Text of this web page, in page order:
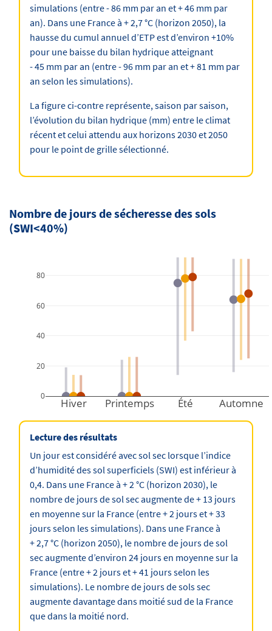
simulations (entre - 86 mm par an et + 46 mm par
an). Dans une France à + 2,7 °C (horizon 2050), la
hausse du cumul annuel d’ETP est d’environ +10%
pour une baisse du bilan hydrique atteignant
- 45 mm par an (entre - 96 mm par an et + 81 mm par
an selon les simulations).
La figure ci-contre représente, saison par saison,
l’évolution du bilan hydrique (mm) entre le climat
récent et celui attendu aux horizons 2030 et 2050
pour le point de grille sélectionné.
Nombre de jours de sécheresse des sols
(SWI<40%)
Hiver Printemps Été Automne
0
20
40
60
80
Lecture des résultats
Un jour est considéré avec sol sec lorsque l’indice
d’humidité des sol superficiels (SWI) est inférieur à
0,4. Dans une France à + 2 °C (horizon 2030), le
nombre de jours de sol sec augmente de + 13 jours
en moyenne sur la France (entre + 2 jours et + 33
jours selon les simulations). Dans une France à
+ 2,7 °C (horizon 2050), le nombre de jours de sol
sec augmente d’environ 24 jours en moyenne sur la
France (entre + 2 jours et + 41 jours selon les
simulations). Le nombre de jours de sols sec
augmente davantage dans moitié sud de la France
que dans la moitié nord.